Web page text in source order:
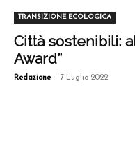
TRANSIZIONE ECOLOGICA
Città sostenibili:
Award”
Redazione - 7 Luglio 2022